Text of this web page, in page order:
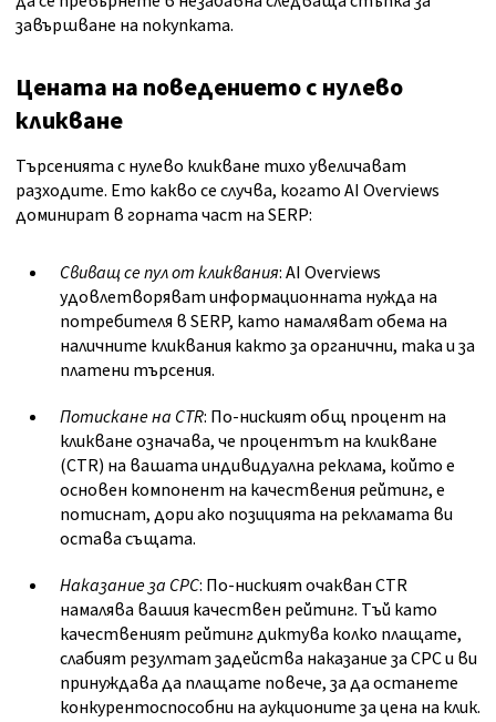
завършване на покупката.
Цената на поведението с нулево
кликване
Търсенията с нулево кликване тихо увеличават
разходите. Ето какво се случва, когато AI Overviews
доминират в горната част на SERP:
Свиващ се пул от кликвания: AI Overviews
удовлетворяват информационната нужда на
потребителя в SERP, като намаляват обема на
наличните кликвания както за органични, така и за
платени търсения.
Потискане на CTR: По-ниският общ процент на
кликване означава, че процентът на кликване
(CTR) на вашата индивидуална реклама, който е
основен компонент на качествения рейтинг, е
потиснат, дори ако позицията на рекламата ви
остава същата.
Наказание за CPC: По-ниският очакван CTR
намалява вашия качествен рейтинг. Тъй като
качественият рейтинг диктува колко плащате,
слабият резултат задейства наказание за CPC и ви
принуждава да плащате повече, за да останете
конкурентоспособни на аукционите за цена на клик.